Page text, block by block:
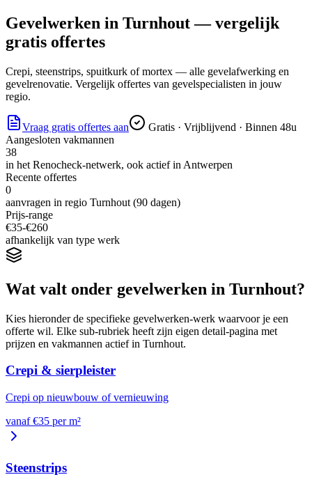
Gevelwerken in Turnhout— vergelijk
gratis offertes
Crepi, steenstrips, spuitkurk of mortex — alle gevelafwerking en
gevelrenovatie. Vergelijk offertes van gevelspecialisten in jouw
regio.
Vraag gratis offertes aan
Gratis · Vrijblijvend · Binnen 48u
Aangesloten vakmannen
38
in het Renocheck-netwerk, ook actief in Antwerpen
Recente offertes
0
aanvragen in regio Turnhout (90 dagen)
Prijs-range
€35-€260
afhankelijk van type werk
Wat valt onder gevelwerken in Turnhout?
Kies hieronder de specifieke gevelwerken-werk waarvoor je een
offerte wil. Elke sub-rubriek heeft zijn eigen detail-pagina met
prijzen en vakmannen actief in Turnhout.
Crepi & sierpleister
Crepi op nieuwbouw of vernieuwing
vanaf €35 perm²
Steenstrips